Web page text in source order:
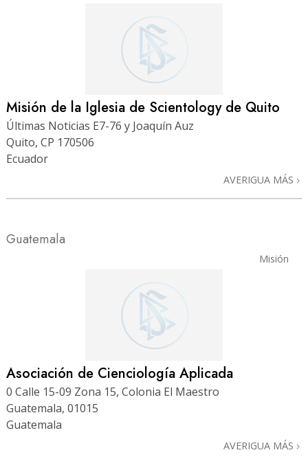
Misión de la Iglesia de Scientology de Quito
Últimas Noticias E7-76 y Joaquín Auz
Quito, CP 170506
Ecuador
AVERIGUA MÁS
Guatemala
Misión
Asociación de Cienciología Aplicada
0 Calle 15-09 Zona 15, Colonia El Maestro
Guatemala, 01015
Guatemala
AVERIGUA MÁS